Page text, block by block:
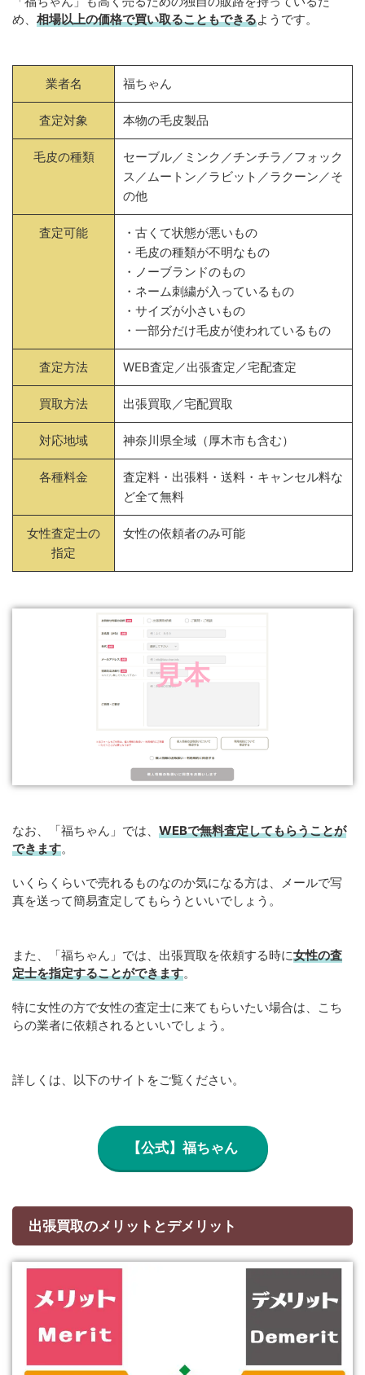
め、 相場以上の価格で買い取ることもできるようです。
業者名 福ちゃん
査定対象 本物の毛皮製品
毛皮の種類
セーブル／ミンク／チンチラ／フォック
ス／ムートン／ラビット／ラクーン／そ
の他
査定可能
・古くて状態が悪いもの
・毛皮の種類が不明なもの
・ノーブランドのもの
・ネーム刺繍が入っているもの
・サイズが小さいもの
・一部分だけ毛皮が使われているもの
査定方法 WEB査定／出張査定／宅配査定
買取方法 出張買取／宅配買取
対応地域 神奈川県全域（厚木市も含む）
各種料金
査定料・出張料・送料・キャンセル料な
ど全て無料
女性査定士の
指定
女性の依頼者のみ可能
なお、「福ちゃん」では、 WEBで無料査定してもらうことが
できます。
いくらくらいで売れるものなのか気になる方は、メールで写
真を送って簡易査定してもらうといいでしょう。
また、「福ちゃん」では、出張買取を依頼する時に女性の査
定士を指定することができます。
特に女性の方で女性の査定士に来てもらいたい場合は、こち
らの業者に依頼されるといいでしょう。
詳しくは、以下のサイトをご覧ください。
【公式】福ちゃん
出張買取のメリットとデメリット